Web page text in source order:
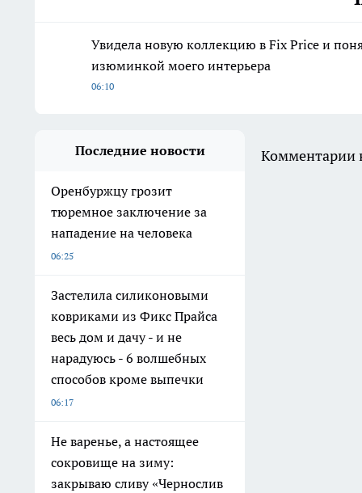
Увидела новую коллекцию в Fix Price и
изюминкой моего интерьера
06:10
Последние новости
Оренбуржцу грозит
тюремное заключение за
нападение на человека
06:25
Застелила силиконовыми
ковриками из Фикс Прайса
весь дом и дачу - и не
нарадуюсь - 6 волшебных
способов кроме выпечки
06:17
Не варенье, а настоящее
сокровище на зиму:
закрываю сливу «Чернослив
Комментарии